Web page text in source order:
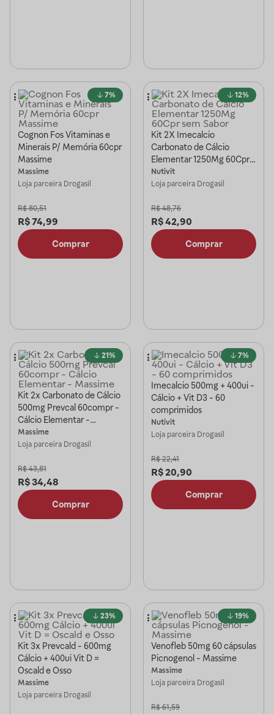
7%
Cognon Fos Vitaminas e
Minerais P/ Memória 60cpr
Massime
Massime
Loja parceira Drogasil
R$ 80,51
R$74,99
Comprar
12%
Kit 2X Imecalcio
Carbonato de Cálcio
Elementar 1250Mg 60Cpr
sem Sabor
Nutivit
Loja parceira Drogasil
R$ 48,76
R$42,90
Comprar
21%
Kit 2x Carbonato de Cálcio
500mg Prevcal 60compr -
Cálcio Elementar -
Massime
Massime
Loja parceira Drogasil
R$ 43,81
R$34,48
Comprar
7%
Imecalcio 500mg + 400ui -
Cálcio + Vit D3 - 60
comprimidos
Nutivit
Loja parceira Drogasil
R$ 22,41
R$ 20,90
Comprar
23%
Kit 3x Prevcald - 600mg
Cálcio + 400ui Vit D =
Oscald e Osso
Massime
Loja parceira Drogasil
19%
Venofleb 50mg 60 cápsulas
Picnogenol - Massime
Massime
Loja parceira Drogasil
R$ 61,59